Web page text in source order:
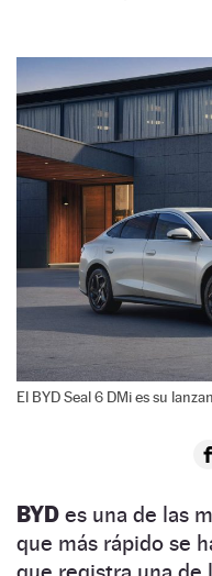
El BYD Seal 6 DMi es su
BYD es una de las
que más rápido se